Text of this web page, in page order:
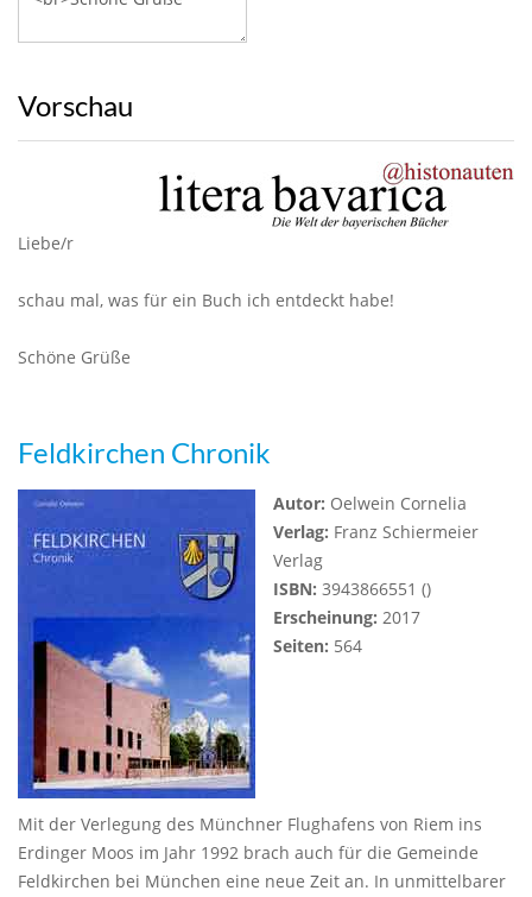
Vorschau
Liebe/r
schau mal, was für ein Buch ich entdeckt habe!
Schöne Grüße
Feldkirchen Chronik
Autor: Oelwein Cornelia
Verlag: Franz Schiermeier
Verlag
ISBN: 3943866551 ()
Erscheinung: 2017
Seiten: 564
Mit der Verlegung des Münchner Flughafens von Riem ins
Erdinger Moos im Jahr 1992 brach auch für die Gemeinde
Feldkirchen bei München eine neue Zeit an. In unmittelbarer